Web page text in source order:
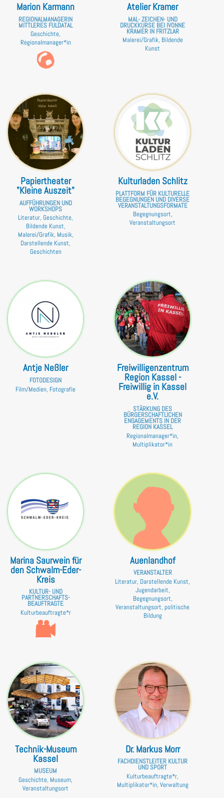
Marion Karmann
REGIONALMANAGERIN
MITTLERES FULDATAL
Geschichte,
Regionalmanager*in
Atelier Kramer
MAL- ZEICHEN- UND
DRUCKKURSE BEI IVONNE
KRAMER IN FRITZLAR
Malerei/Grafik, Bildende
Kunst
Papiertheater
"Kleine Auszeit"
AUFFÜHRUNGEN UND
WORKSHOPS
Literatur, Geschichte,
Bildende Kunst,
Malerei/Grafik, Musik,
Darstellende Kunst,
Geschichten
Kulturladen Schlitz
PLATTFORM FÜR KULTURELLE
BEGEGNUNGEN UND DIVERSE
VERANSTALTUNGSFORMATE
Begegnungsort,
Veranstaltungsort
Antje Neßler
FOTODESIGN
Film/Medien, Fotografie
Freiwilligenzentrum
Region Kassel -
Freiwillig in Kassel
e.V.
STÄRKUNG DES
BÜRGERSCHAFTLICHEN
ENGAGEMENTS IN DER
REGION KASSEL
Regionalmanager*in,
Multiplikator*in
Marina Saurwein für
den Schwalm-Eder-
Kreis
KULTUR- UND
PARTNERSCHAFTS­
BEAUFTRAGTE
Kulturbeauftragte*r
Auenlandhof
VERANSTALTER
Literatur, Darstellende Kunst,
Jugendarbeit,
Begegnungsort,
Veranstaltungsort, politische
Bildung
Technik-Museum
Kassel
MUSEUM
Geschichte, Museum,
Veranstaltungsort
Dr. Markus Morr
FACHDIENSTLEITER KULTUR
UND SPORT
Kulturbeauftragte*r,
Multiplikator*in, Verwaltung